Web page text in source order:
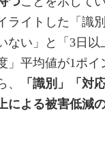
ライトした「識
ない」と「3日以
」平均値が1ポイ
「識別」「対
による被害低減